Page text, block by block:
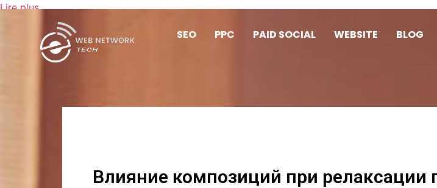
Lire plus
SEO PPC PAID SOCIAL WEBSITE BLOG
Влияние композиций при релаксации